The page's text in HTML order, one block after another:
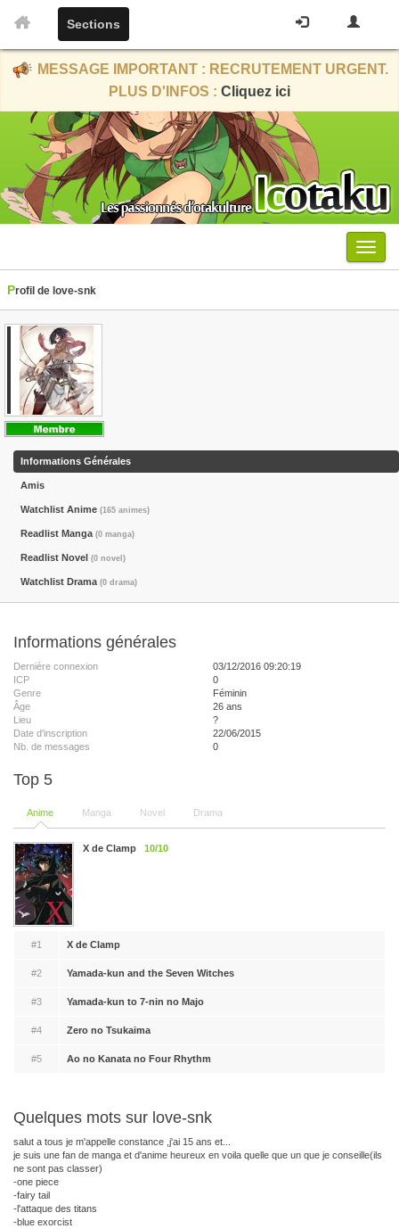
Sections
MESSAGE IMPORTANT : RECRUTEMENT URGENT.
PLUS D'INFOS : Cliquez ici
Menu
Profil de love-snk
Informations Générales
Amis
Watchlist Anime (165 animes)
Readlist Manga (0 manga)
Readlist Novel (0 novel)
Watchlist Drama (0 drama)
Informations générales
Dernière connexion
03/12/2016 09:20:19
ICP
0
Genre
Féminin
Âge
26 ans
Lieu
?
Date d'inscription
22/06/2015
Nb. de messages
0
Top 5
Anime Manga Novel Drama
X de Clamp 10/10
#1 X de Clamp
#2 Yamada-kun and the Seven Witches
#3 Yamada-kun to 7-nin no Majo
#4 Zero no Tsukaima
#5 Ao no Kanata no Four Rhythm
Quelques mots sur love-snk
salut a tous je m'appelle constance ,j'ai 15 ans et...
je suis une fan de manga et d'anime heureux en voila quelle que un que je conseille(ils
ne sont pas classer)
-one piece
-fairy tail
-l'attaque des titans
-blue exorcist